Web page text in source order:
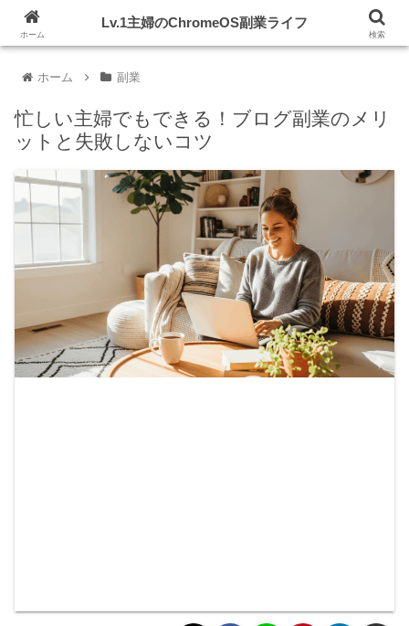
ホーム 副業
忙しい主婦でもできる！ブログ副業のメリ
ットと失敗しないコツ
ホーム
Lv.1主婦のChromeOS副業ライフ
検索